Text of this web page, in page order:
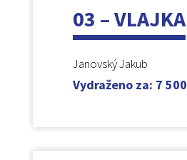
03 – VLAJKA
Janovský Jakub
Vydraženo za: 7 500